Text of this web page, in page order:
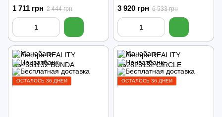
1 711 грн 2 444 грн 3 920 грн 6 533 грн
ОСТАЛОСЬ 36 ДНЕЙ ОСТАЛОСЬ 36 ДНЕЙ